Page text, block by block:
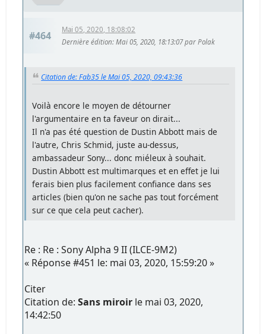
#464
Mai 05, 2020, 18:08:02
Dernière édition: Mai 05, 2020, 18:13:07 par Polak
Citation de: Fab35 le Mai 05, 2020, 09:43:36
Voilà encore le moyen de détourner
l'argumentaire en ta faveur on dirait...
Il n'a pas été question de Dustin Abbott mais de
l'autre, Chris Schmid, juste au-dessus,
ambassadeur Sony... donc miéleux à souhait.
Dustin Abbott est multimarques et en effet je lui
ferais bien plus facilement confiance dans ses
articles (bien qu'on ne sache pas tout forcément
sur ce que cela peut cacher).
Re : Re : Sony Alpha 9 II (ILCE-9M2)
« Réponse #451 le: mai 03, 2020, 15:59:20 »
Citer
Citation de: Sans miroir le mai 03, 2020,
14:42:50